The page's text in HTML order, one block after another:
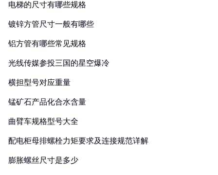
电梯的尺寸有哪些规格
镀锌方管尺寸一般有哪些
铝方管有哪些常见规格
光线传媒参投三国的星空爆冷
横担型号对应重量
锰矿石产品化合水含量
曲臂车规格型号大全
配电柜母排螺栓力矩要求及连接规范详解
膨胀螺丝尺寸是多少